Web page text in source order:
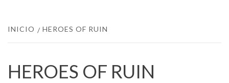
INICIO HEROES OF RUIN
HEROES OF RUIN